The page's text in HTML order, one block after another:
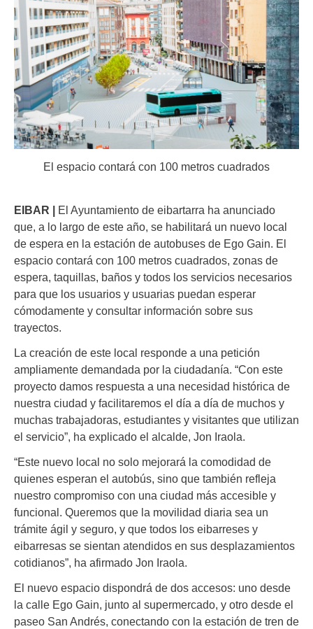
El espacio contará con 100 metros cuadrados
EIBAR | El Ayuntamiento de eibartarra ha anunciado
que, a lo largo de este año, se habilitará un nuevo local
de espera en la estación de autobuses de Ego Gain. El
espacio contará con 100 metros cuadrados, zonas de
espera, taquillas, baños y todos los servicios necesarios
para que los usuarios y usuarias puedan esperar
cómodamente y consultar información sobre sus
trayectos.
La creación de este local responde a una petición
ampliamente demandada por la ciudadanía. “Con este
proyecto damos respuesta a una necesidad histórica de
nuestra ciudad y facilitaremos el día a día de muchos y
muchas trabajadoras, estudiantes y visitantes que utilizan
el servicio”, ha explicado el alcalde, Jon Iraola.
“Este nuevo local no solo mejorará la comodidad de
quienes esperan el autobús, sino que también refleja
nuestro compromiso con una ciudad más accesible y
funcional. Queremos que la movilidad diaria sea un
trámite ágil y seguro, y que todos los eibarreses y
eibarresas se sientan atendidos en sus desplazamientos
cotidianos”, ha afirmado Jon Iraola.
El nuevo espacio dispondrá de dos accesos: uno desde
la calle Ego Gain, junto al supermercado, y otro desde el
paseo San Andrés, conectando con la estación de tren de